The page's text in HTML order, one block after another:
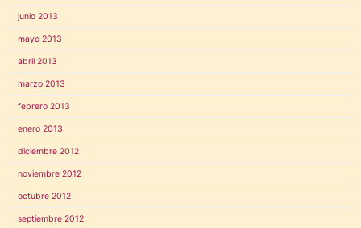
junio 2013
mayo 2013
abril 2013
marzo 2013
febrero 2013
enero 2013
diciembre 2012
noviembre 2012
octubre 2012
septiembre 2012